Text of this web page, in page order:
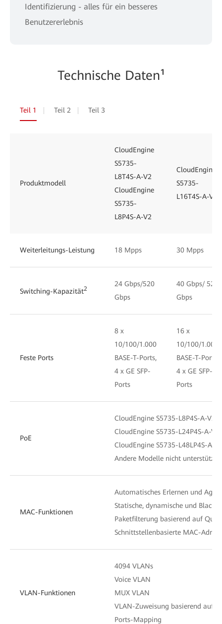
Identifizierung - alles für ein besseres
Benutzererlebnis
Technische Daten¹
Teil 1 Teil 2 Teil 3
Produktmodell
CloudEngine
S5735-
L8T4S-A-V2
CloudEngine
S5735-
L8P4S-A-V2
CloudEngine
S5735-
L16T4S-A-V2
Weiterleitungs-Leistung 18 Mpps 30 Mpps
Switching-Kapazität2
24 Gbps/520
Gbps
40 Gbps/ 520
Gbps
Feste Ports
8 x
10/100/1.000
BASE-T-Ports,
4 x GE SFP-
Ports
16 x
10/100/1.000
BASE-T-Ports,
4 x GE SFP-
Ports
PoE
CloudEngine S5735-L8P4S-A-V2
CloudEngine S5735-L24P4S-A-
CloudEngine S5735-L48LP4S-A-
Andere Modelle nicht unterstützt
MAC-Funktionen
Automatisches Erlernen und
Statische, dynamische und
Paketfilterung basierend auf
Schnittstellenbasierte MAC-
VLAN-Funktionen
4094 VLANs
Voice VLAN
MUX VLAN
VLAN-Zuweisung basierend auf
Ports-Mapping